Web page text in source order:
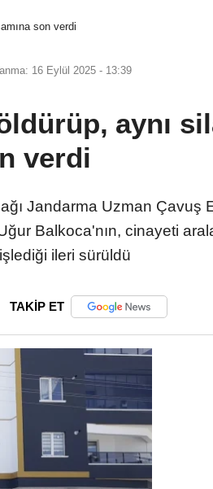
son verdi
16 Eylül 2025 - 13:39
aynı
verdi
Jandarma Uzman Çavuş
Balkoca'nın, cinayeti
ileri sürüldü
TAKİP ET